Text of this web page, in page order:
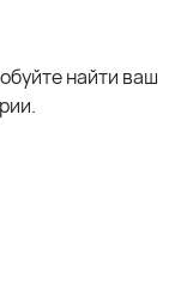
найти ваш